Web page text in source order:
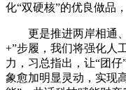
化“双硬核”的优良做品，
更是推进两岸相通、
+”步履，我们将强化人
力，习总指出，让“团
象愈加明显灵动，实现